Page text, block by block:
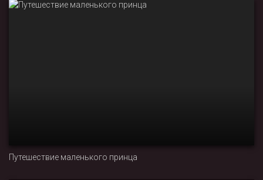
Путешествие маленького принца